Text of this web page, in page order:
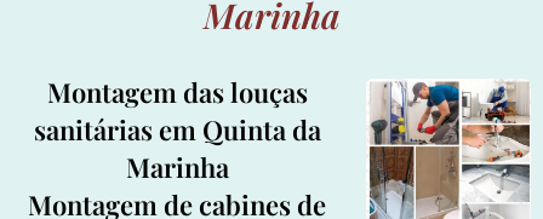
Marinha
Montagem das louças
sanitárias em Quinta da
Marinha
Montagem de cabines de